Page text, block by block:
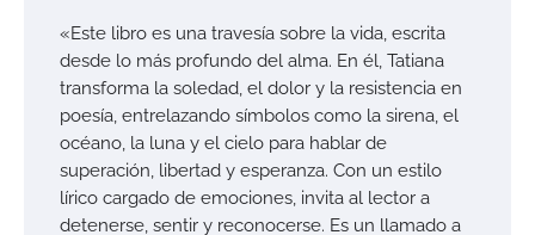
«Este libro es una travesía sobre la vida, escrita
desde lo más profundo del alma. En él, Tatiana
transforma la soledad, el dolor y la resistencia en
poesía, entrelazando símbolos como la sirena, el
océano, la luna y el cielo para hablar de
superación, libertad y esperanza. Con un estilo
lírico cargado de emociones, invita al lector a
detenerse, sentir y reconocerse. Es un llamado a